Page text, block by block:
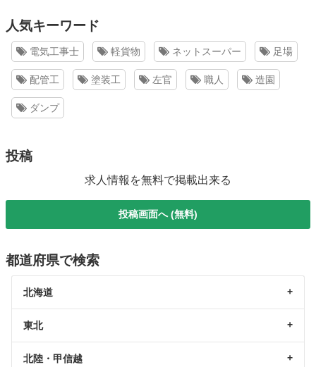
人気キーワード
電気工事士 軽貨物 ネットスーパー 足場
配管工 塗装工 左官 職人 造園
ダンプ
投稿
求人情報を無料で掲載出来る
投稿画面へ (無料)
都道府県で検索
北海道
東北
北陸・甲信越